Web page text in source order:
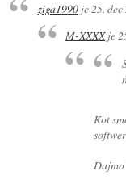
ziga1990je25.
M-XXXXje
Kot